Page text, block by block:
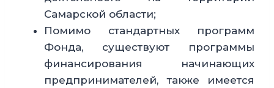
Самарской области;
Помимо стандартных программ
Фонда, существуют программы
финансирования начинающих
предпринимателей, также имеется